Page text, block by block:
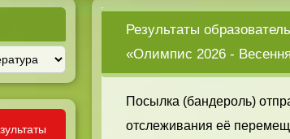
Результаты
«Олимпис 2026 -
Посылка (бандероль)
отслеживания её